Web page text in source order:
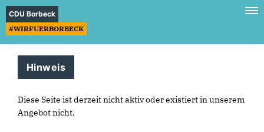
CDU Borbeck
#WIRFUERBORBECK
Hinweis
Diese Seite ist derzeit nicht aktiv oder existiert in unserem
Angebot nicht.